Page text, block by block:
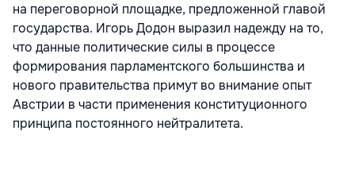
на переговорной площадке, предложенной главой
государства. Игорь Додон выразил надежду на то,
что данные политические силы в процессе
формирования парламентского большинства и
нового правительства примут во внимание опыт
Австрии в части применения конституционного
принципа постоянного нейтралитета.